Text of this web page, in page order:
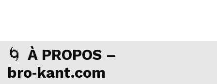
🌀 À PROPOS –
bro‑kant.com